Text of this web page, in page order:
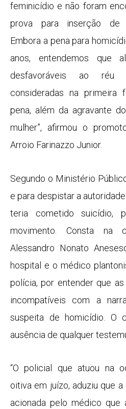
feminicídio e não foram
prova para inserção de
Embora a pena para
anos, entendemos que
desfavoráveis ao réu
consideradas na primeira
pena, além da agravante
mulher”, afirmou o
Arroio Farinazzo Junior.
Segundo o Ministério
e para despistar a
teria cometido suicídio,
movimento. Consta na
Alessandro Nonato
hospital e o médico
polícia, por entender que
incompatíveis com a
suspeita de homicídio. O
ausência de qualquer
“O policial que atuou na
oitiva em juízo, aduziu que
acionada pelo médico que